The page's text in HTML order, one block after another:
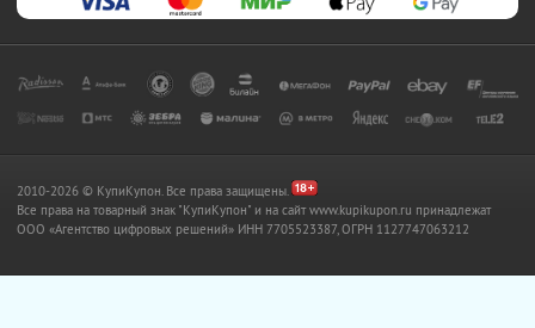
2010-2026 © КупиКупон. Все права защищены.
Все права на товарный знак "КупиКупон" и на сайт www.kupikupon.ru принадлежат
OOO «Агентство цифровых решений» ИНН 7705523387, ОГРН 1127747063212